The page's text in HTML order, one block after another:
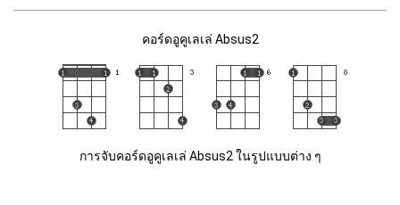
คอร์ดอูคูเลเล่ Absus2
การจับคอร์ดอูคูเลเล่ Absus2 ในรูปแบบต่าง ๆ